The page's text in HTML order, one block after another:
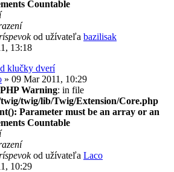
Countable
od užívateľa bazilisak
13:18
klučky dverí
» 09 Mar 2011, 10:29
Warning: in file
twig/lib/Twig/Extension/Core.php
Parameter must be an array or an
Countable
od užívateľa Laco
10:29